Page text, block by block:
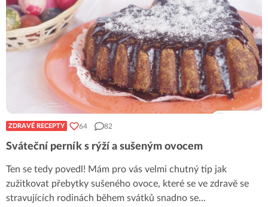
ZDRAVÉ RECEPTY 64 82
Sváteční perník s rýží a sušeným ovocem
Ten se tedy povedl! Mám pro vás velmi chutný tip jak
zužitkovat přebytky sušeného ovoce, které se ve zdravě se
stravujících rodinách během svátků snadno se...